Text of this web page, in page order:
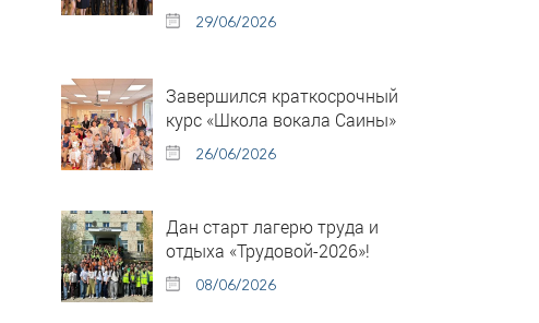
29/06/2026
Завершился краткосрочный
курс «Школа вокала Саины»
26/06/2026
Дан старт лагерю труда и
отдыха «Трудовой-2026»!
08/06/2026